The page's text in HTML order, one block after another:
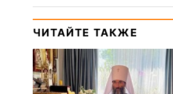
ЧИТАЙТЕ ТАКЖЕ